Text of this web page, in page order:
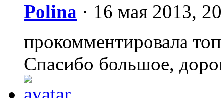
Polina · 16 мая 2013,
прокомментировала
Спасибо большое,